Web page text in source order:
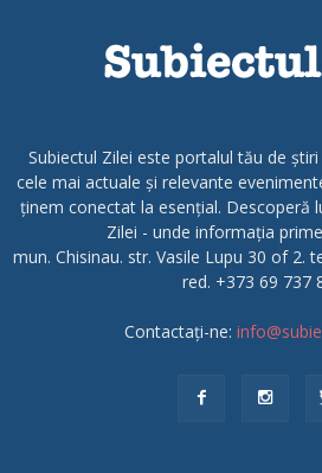
Subiectul Zilei este portalul tău de
cele mai actuale și relevante
ținem conectat la esențial. Descoperă
Zilei - unde informația
mun. Chisinau. str. Vasile Lupu 30 of 2.
red. +373 69 737
Contactați-ne: